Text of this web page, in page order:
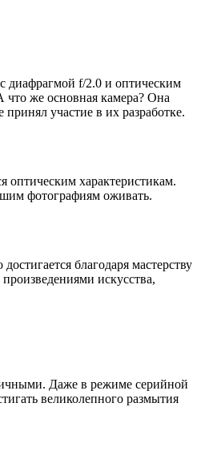
диафрагмой f/2.0 и оптическим
что же основная камера? Она
участие в их разработке.
характеристикам.
фотографиям оживать.
благодаря мастерству
искусства,
Даже в режиме серийной
великолепного размытия